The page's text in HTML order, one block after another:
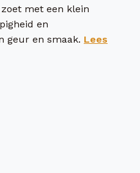
met een klein
en
geur en smaak. Lees